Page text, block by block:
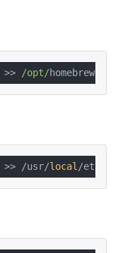
>> /opt/homebrew/
>> /usr/local /etc/